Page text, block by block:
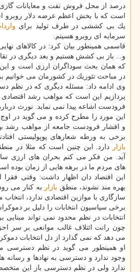
درصد از محل فروش نفت و معایانات
است كه با بخش اعظم عرضه دلار روبرو
یك بی كششی در طرف تولید برای
سرمایه ای روبرو هسیتم.
قاسمی همینطور بیان كرد: در كالاهای
و... باز بی كشش هستیم و بعد دیگری در
كه همان بحث سوداگران ارزی است و
در مباحث تئوریك در كشورمان می خوانیم
وی ادامه داد: مسئله دیگری كه در نظم
پردازیم این است كه مواهب رشد اقتصادی
فرودست اشاعه پیدا نمی نماید. نورث
این مورد را مطرح كرده و می گوید در
و افشار فرودست جامعه از مواهب رشد
برخی به ورطه شعارهای پوپولیستی
بازار
دارد. این چنین است كه مثلا در
آید. من فكر می كنم بحران های ارزی
های مردم ما در برهه هایی از زمان بوده
این اقتصاد دان اظهار داشت: وقتی
بهره مند نشوند، منطق بازار به كنار می
سازگاری با موازین اقتصادی ندارد،
برخی سیاسیون انتخابات را دلیل بر
انتخابات در نظم محدود نمی تواند مبنایی
چون رانت ائتلاف غالب موانعی بر سر
می دهد كه نمی گذارد از دل انتخابات
او همینطور می گوید در نظم دسترسی
وجود ندارد و دسترسی به نهادها و رسانه
ندارد ولی در نظم دسترسی باز این